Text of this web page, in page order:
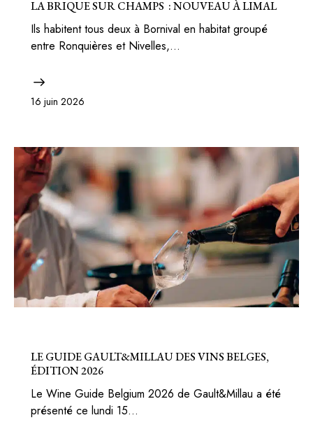
LA BRIQUE SUR CHAMPS : NOUVEAU À LIMAL
Ils habitent tous deux à Bornival en habitat groupé
entre Ronquières et Nivelles,…
16 juin 2026
LE GUIDE GAULT&MILLAU DES VINS BELGES,
ÉDITION 2026
Le Wine Guide Belgium 2026 de Gault&Millau a été
présenté ce lundi 15…